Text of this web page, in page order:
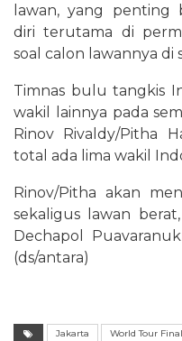
lawan, yang penting
diri terutama di
soal calon lawannya di
Timnas bulu tangkis
wakil lainnya pada
Rinov Rivaldy/Pitha
total ada lima wakil
Rinov/Pitha akan
sekaligus lawan
Dechapol
(ds/antara)
Jakarta World Tour